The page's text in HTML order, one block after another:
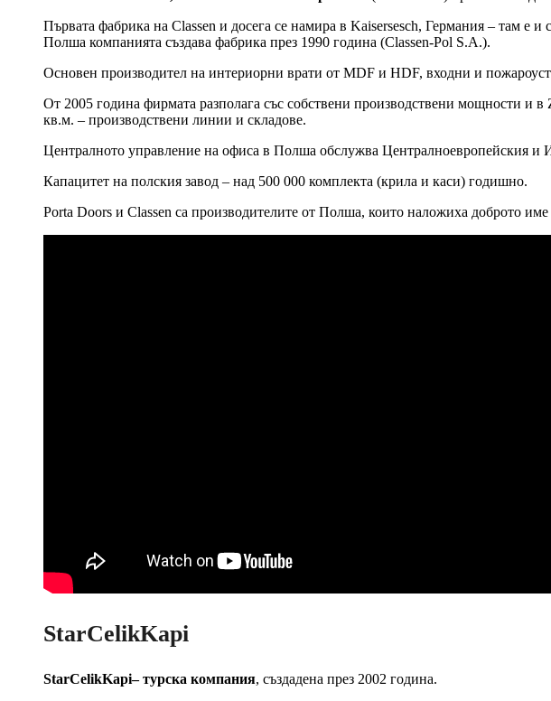
Първата фабрика на Classen и досега се намира в Kaisersesch, Германия – там е
Полша компанията създава фабрика през 1990 година (Classen-Pol S.A.).
Основен производител на интериорни врати от MDF и HDF, входни и
От 2005 година фирмата разполага със собствени производствени мощности и
кв.м. – производствени линии и складове.
Централното управление на офиса в Полша обслужва Централноевропейския и
Капацитет на полския завод – над 500 000 комплекта (крила и каси) годишно.
Porta Doors и Classen са производителите от Полша, които наложиха доброто
StarCelikKapi
StarCelikKapi– турска компания, създадена през 2002 година.